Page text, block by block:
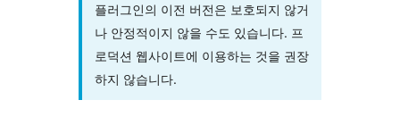
플러그인의 이전 버전은 보호되지 않거
나 안정적이지 않을 수도 있습니다. 프
로덕션 웹사이트에 이용하는 것을 권장
하지 않습니다.